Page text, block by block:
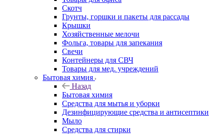
Скотч
Грунты, горшки и пакеты для рассады
Крышки
Хозяйственные мелочи
Фольга, товары для запекания
Свечи
Контейнеры для СВЧ
Товары для мед. учреждений
Бытовая химия
Назад
Бытовая химия
Средства для мытья и уборки
Дезинфицирующие средства и антисептики
Мыло
Средства для стирки